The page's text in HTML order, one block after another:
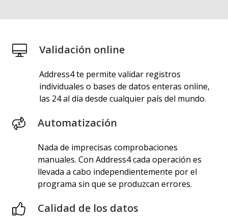
Validación online
Address4 te permite validar registros
individuales o bases de datos enteras online,
las 24 al día desde cualquier país del mundo.
Automatización
Nada de imprecisas comprobaciones
manuales. Con Address4 cada operación es
llevada a cabo independientemente por el
programa sin que se produzcan errores.
Calidad de los datos